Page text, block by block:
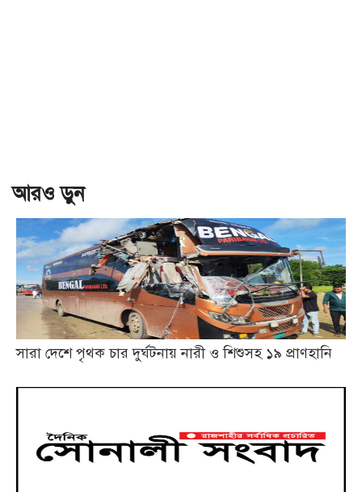
আরও ড়ুন
সারা দেশে পৃথক চার দুর্ঘটনায় নারী ও শিশুসহ ১৯ প্রাণহানি